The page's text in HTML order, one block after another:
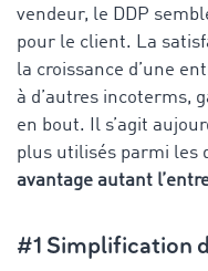
vendeur, le DDP
pour le client. La
la croissance d’une
à d’autres incoterms,
en bout. Il s’agit
plus utilisés parmi les
avantage autant
#1 Simplification